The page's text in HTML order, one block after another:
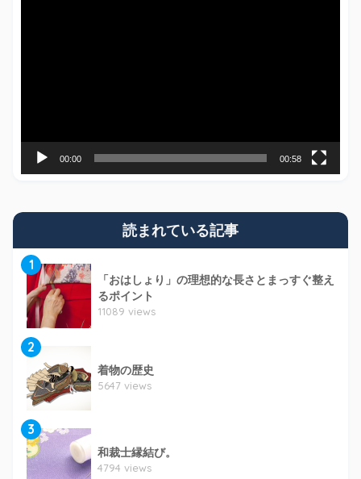
00:00 00:58
読まれている記事
1
「おはしょり」の理想的な長さとまっすぐ整え
るポイント
11089 views
2
着物の歴史
5647 views
3
和裁士縁結び。
4794 views